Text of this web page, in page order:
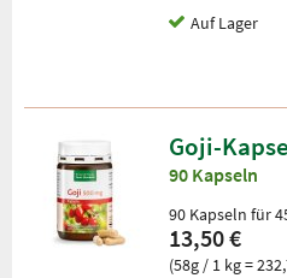
Auf Lager
Goji-
90 Kapseln
90 Kapseln für
13,50 €
(58g / 1 kg =